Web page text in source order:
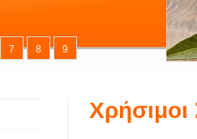
7 8 9
Χρήσιμοι